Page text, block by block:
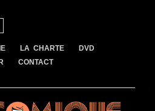
LA CHARTE
DVD
CONTACT